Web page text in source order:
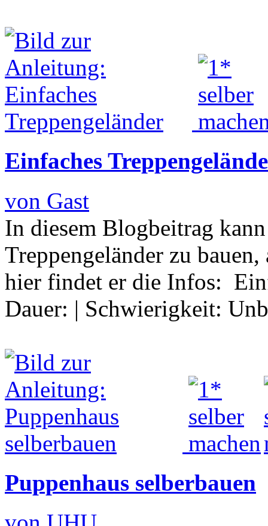
Einfaches
von Gast
In diesem Blogbeitrag
Treppengeländer zu
hier findet er die Infos:
Dauer: | Schwierigkeit:
Puppenhaus selberbauen